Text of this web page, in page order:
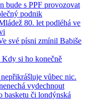
bude s PPF provozovat
podnik
80. let podléhá ve
své písni zmínil Babiše
si ho konečně
vůbec nic.
vydechnout
basketu či londýnská